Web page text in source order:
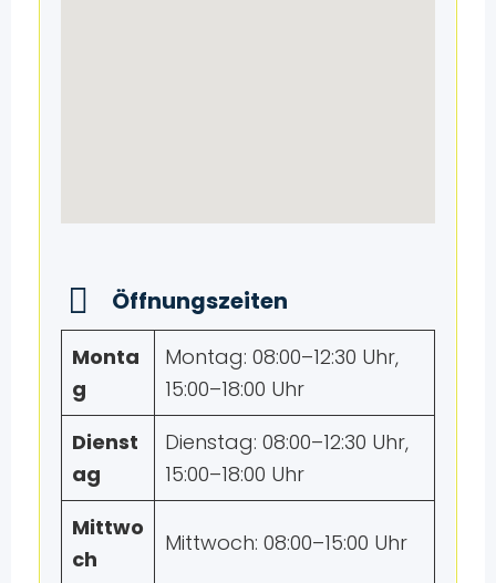
Öffnungszeiten
Monta
g
Montag: 08:00–12:30 Uhr,
15:00–18:00 Uhr
Dienst
ag
Dienstag: 08:00–12:30 Uhr,
15:00–18:00 Uhr
Mittwo
ch
Mittwoch: 08:00–15:00 Uhr